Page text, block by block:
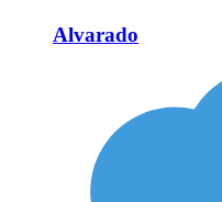
Alvarado